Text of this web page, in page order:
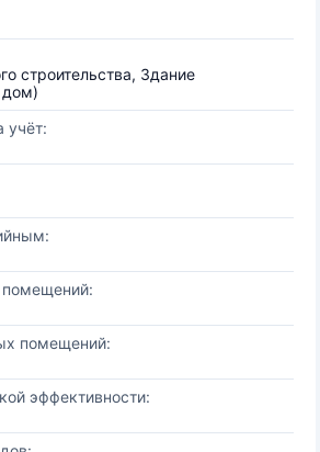
строительства, Здание
дом)
учёт:
помещений:
эффективности: